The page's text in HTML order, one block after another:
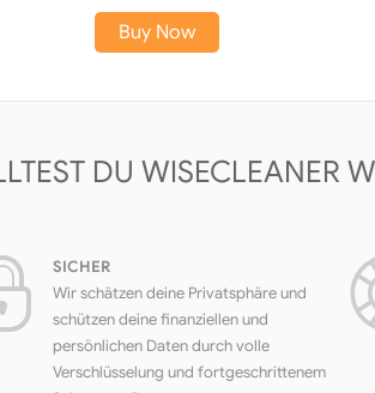
Buy Now
DU WISECLEANER
SICHER
Wir schätzen deine Privatsphäre und
schützen deine finanziellen und
persönlichen Daten durch volle
Verschlüsselung und fortgeschrittenem